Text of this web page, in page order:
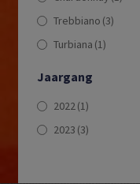
Trebbiano (3)
Turbiana (1)
Jaargang
2022(1)
2023 (3)